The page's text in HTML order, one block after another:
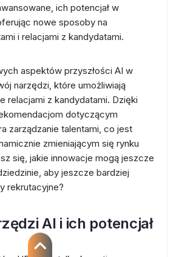
ich potencjał w
nowe sposoby na
i relacjami z kandydatami.
aspektów przyszłości AI w
narzędzi, które umożliwiają
relacjami z kandydatami. Dzięki
dotyczącym
zarządzanie talentami, co jest
zmieniającym się rynku
się, jakie innowacje mogą jeszcze
aby jeszcze bardziej
rekrutacyjne?
AI i ich potencjał